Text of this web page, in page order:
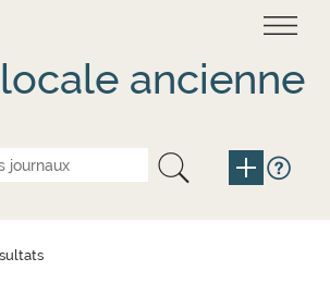
ancienne